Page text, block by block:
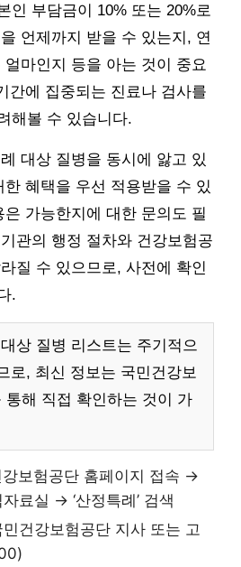
인 부담금이 10% 또는 20%로
언제까지 받을 수 있는지, 연
마인지 등을 아는 것이 중요
간에 집중되는 진료나 검사를
해볼 수 있습니다.
대상 질병을 동시에 앓고 있
혜택을 우선 적용받을 수 있
가능한지에 대한 문의도 필
관의 행정 절차와 건강보험공
질 수 있으므로, 사전에 확인
.
상 질병 리스트는 주기적으
로, 최신 정보는 국민건강보
통해 직접 확인하는 것이 가
강보험공단 홈페이지 접속 →
료실 → ‘산정특례’ 검색
건강보험공단 지사 또는 고